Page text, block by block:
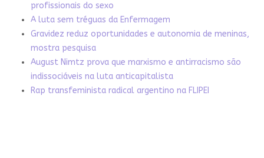
profissionais do sexo
A luta sem tréguas da Enfermagem
Gravidez reduz oportunidades e autonomia de meninas,
mostra pesquisa
August Nimtz prova que marxismo e antirracismo são
indissociáveis na luta anticapitalista
Rap transfeminista radical argentino na FLIPEI